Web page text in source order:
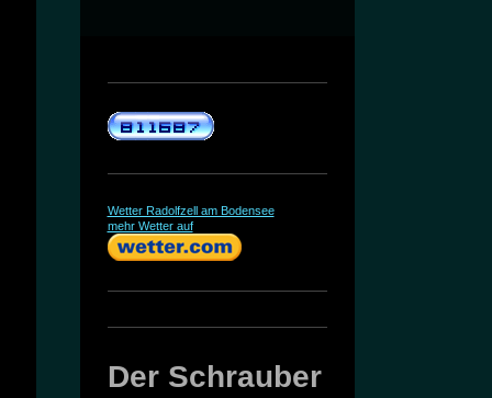
Wetter Radolfzell am Bodensee
mehr Wetter auf
Der Schrauber